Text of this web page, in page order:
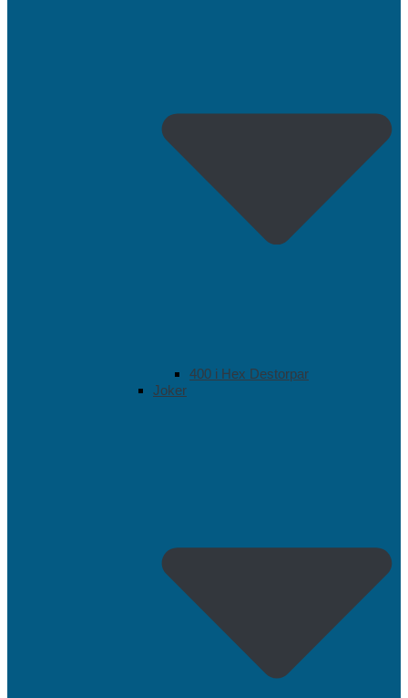
400 i Hex Destorpar
Joker